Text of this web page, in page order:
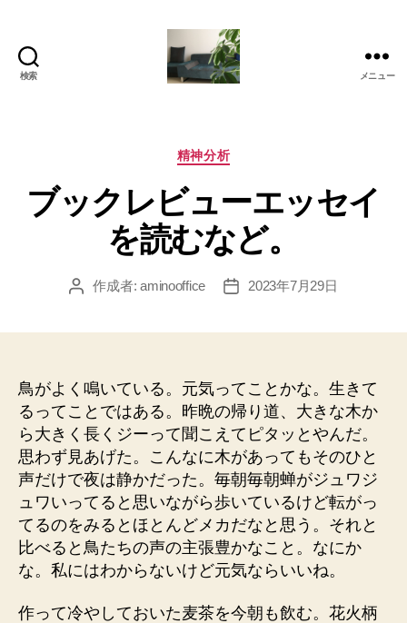
検索
美
も
と
あ
の
ロ
メニュー
カ
ゴ
リ
ー
精神分析
ブックレビューエッセイ
を読むなど。
投
作成者:aminooffice
投
2023年7月29日
鳥がよく鳴いている。元気ってことかな。生きて
るってことではある。昨晩の帰り道、大きな木か
ら大きく長くジーって聞こえてピタッとやんだ。
思わず見あげた。こんなに木があってもそのひと
声だけで夜は静かだった。毎朝毎朝蝉がジュワジ
ュワいってると思いながら歩いているけど転がっ
てるのをみるとほとんどメカだなと思う。それと
比べると鳥たちの声の主張豊かなこと。なにか
な。私にはわからないけど元気ならいいね。
作って冷やしておいた麦茶を今朝も飲む。花火柄